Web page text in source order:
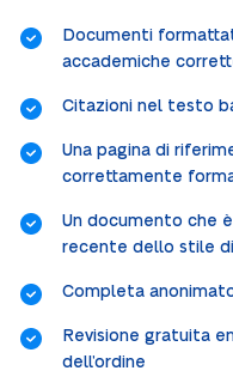
Documenti
accademiche
Citazioni nel testo
Una pagina di
correttamente
Un documento che
recente dello stile
Completa
Revisione gratuita
dell’ordine